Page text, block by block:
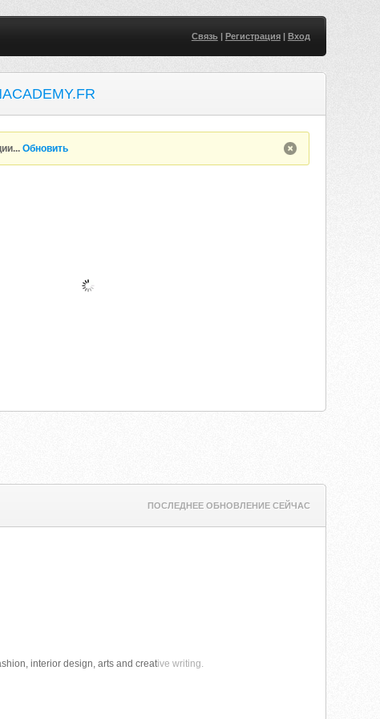
Связь| Регистрация| Вход
Обновить
ПОСЛЕДНЕЕ ОБНОВЛЕНИЕ СЕЙЧАС
interior design, arts and creative writing.